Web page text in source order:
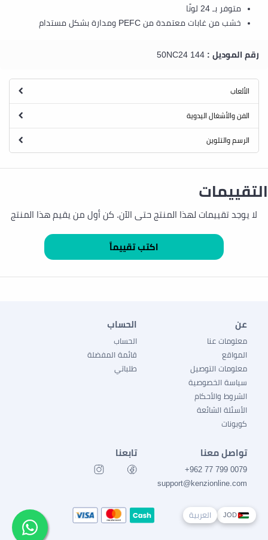
متوفر بـ 24 لونًا
خشب من غابات معتمدة من PEFC ومدارة بشكل مستدام
رقم الموديل : 144 50NC24
الألعاب
الفن والأشغال اليدوية
الرسم والتلوين
التقييمات
لا يوجد تقييمات لهذا المنتج حتى الآن. كن أول من يقيم هذا المنتج
عن
معلومات عنا
المواقع
معلومات التوصيل
سياسة الخصوصية
الشروط والأحكام
الأسئلة الشائعة
كوبونات
الحساب
الحساب
قائمة المفضلة
طلباتي
تواصل معنا
0079 799 77 962+
support@kenzionline.com
تابعنا
JOD العربية